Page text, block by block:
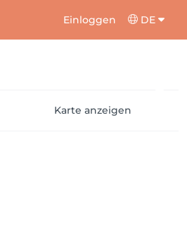
Einloggen DE
Karte anzeigen